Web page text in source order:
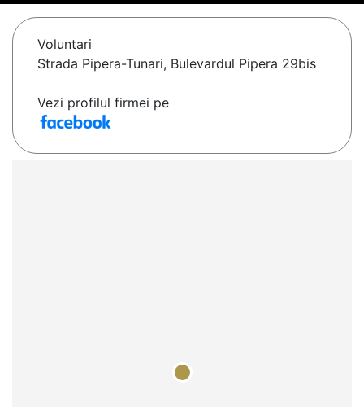
Voluntari
Strada Pipera-Tunari, Bulevardul Pipera 29bis
Vezi profilul firmei pe